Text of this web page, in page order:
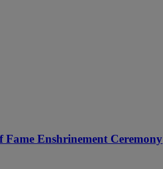
Fame Enshrinement Ceremony